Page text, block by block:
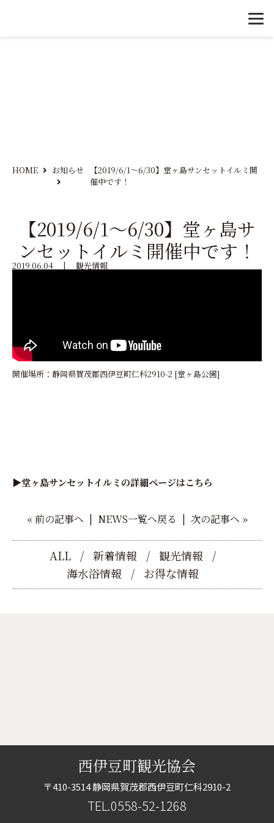
HOME お知らせ
【2019/6/1～6/30】堂ヶ島サンセットイルミ開
催中です！
【2019/6/1～6/30】堂ヶ島サ
ンセットイルミ開催中です！
2019.06.04 | 観光情報
開催場所：静岡県賀茂郡西伊豆町仁科2910-2 [堂ヶ島公園]
▶堂ヶ島サンセットイルミの詳細ページはこちら
«前の記事へ | NEWS一覧へ戻る | 次の記事へ »
ALL 新着情報
観光情報
海水浴情報
お得な情報
西伊豆町観光協会
〒410-3514 静岡県賀茂郡西伊豆町仁科2910-2
TEL.0558-52-1268